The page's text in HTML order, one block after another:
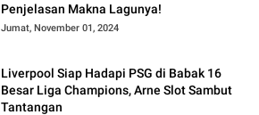
Penjelasan Makna Lagunya!
Jumat, November 01, 2024
Liverpool Siap Hadapi PSG di Babak 16
Besar Liga Champions, Arne Slot Sambut
Tantangan